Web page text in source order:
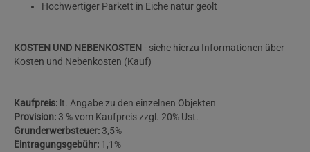
Hochwertiger Parkett in Eiche natur geölt
KOSTEN UND NEBENKOSTEN - siehe hierzu Informationen über
Kosten und Nebenkosten (Kauf)
Kaufpreis: lt. Angabe zu den einzelnen Objekten
Provision: 3 % vom Kaufpreis zzgl. 20% Ust.
Grunderwerbsteuer: 3,5%
Eintragungsgebühr: 1,1%